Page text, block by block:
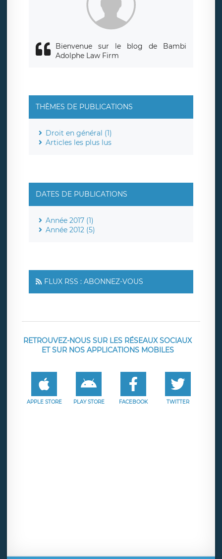
Bienvenue sur le blog de Bambi
Adolphe Law Firm
THÈMES DE PUBLICATIONS
Droit en général (1)
Articles les plus lus
DATES DE PUBLICATIONS
Année 2017 (1)
Année 2012 (5)
FLUX RSS : ABONNEZ-VOUS
RETROUVEZ-NOUS SUR LES RÉSEAUX SOCIAUX
ET SUR NOS APPLICATIONS MOBILES
APPLE STORE PLAY STORE FACEBOOK TWITTER